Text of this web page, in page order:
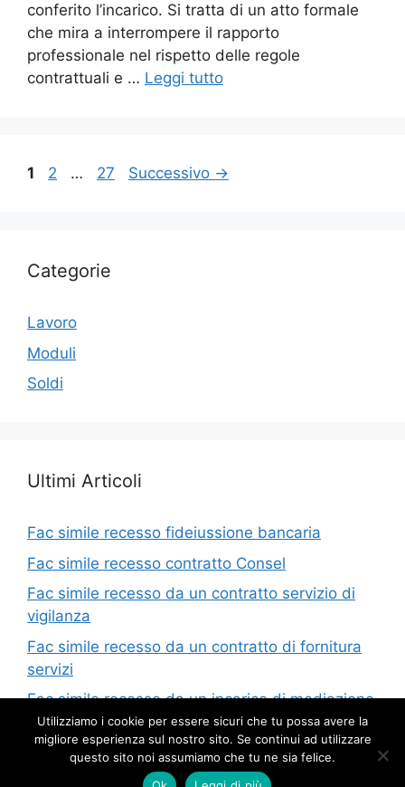
conferito l’incarico. Si tratta di un atto formale
che mira a interrompere il rapporto
professionale nel rispetto delle regole
contrattuali e … Leggi tutto
Pagina
1 Pagina
2 … Pagina
27 Successivo →
Categorie
Lavoro
Moduli
Soldi
Ultimi Articoli
Fac simile recesso fideiussione bancaria​
Fac simile recesso contratto Consel​
Fac simile recesso da un contratto servizio di
vigilanza​
Fac simile recesso da un contratto di fornitura
servizi​
Fac simile recesso da un incarico di mediazione​
Utilizziamo i cookie per essere sicuri che tu possa avere la
migliore esperienza sul nostro sito. Se continui ad utilizzare
questo sito noi assumiamo che tu ne sia felice.